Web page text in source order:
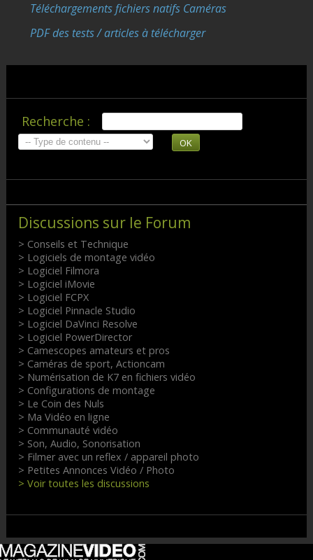
Téléchargements fichiers natifs Caméras
PDF des tests / articles à télécharger
Recherche :
OK
Discussions sur le Forum
> Conseils et Technique
> Logiciels de montage vidéo
> Logiciel Filmora
> Logiciel iMovie
> Logiciel FCPX
> Logiciel Pinnacle Studio
> Logiciel DaVinci Resolve
> Logiciel PowerDirector
> Camescopes amateurs et pros
> Caméras de sport, Actioncam
> Numérisation de K7 en fichiers vidéo
> Configurations de montage
> Le Coin des Nuls
> Ma Vidéo en ligne
> Communauté vidéo
> Son, Audio, Sonorisation
> Filmer avec un reflex / appareil photo
> Petites Annonces Vidéo / Photo
> Voir toutes les discussions